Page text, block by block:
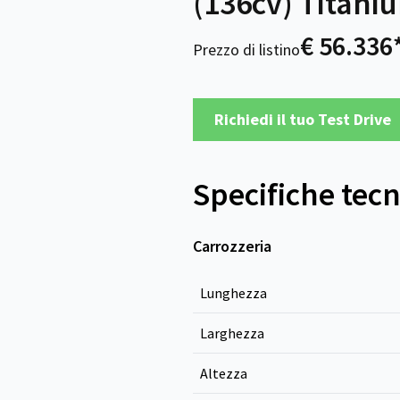
Prezzo di listino€
Richiedi il tuo Test Drive
Specifiche
Carrozzeria
Lunghezza
Larghezza
Altezza